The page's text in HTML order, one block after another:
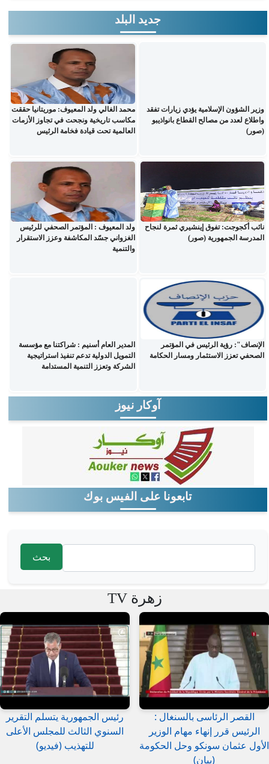
جديد البلد
وزير الشؤون الإسلامية يؤدي زيارات تفقد
واطلاع لعدد من مصالح القطاع بانواذيبو
(صور)
محمد الغالي ولد المعيوف: موريتانيا حققت
مكاسب تاريخية ونجحت في تجاوز الأزمات
العالمية تحت قيادة فخامة الرئيس
نائب أكجوجت: تفوق إينشيري ثمرة لنجاح
المدرسة الجمهورية (صور)
ولد المعيوف : المؤتمر الصحفي للرئيس
الغزواني جسّد المكاشفة وعزز الاستقرار
والتنمية
الإنصاف": رؤية الرئيس في المؤتمر
الصحفي تعزز الاستثمار ومسار الحكامة
المدير العام أسنيم : شراكتنا مع مؤسسة
التمويل الدولية تدعم تنفيذ استراتيجية
الشركة وتعزز التنمية المستدامة
آوكار نيوز
تابعونا على الفيس بوك
‏بحث ‏
زهرة TV
القصر الرئاسى بالسنغال :
الرئيس قرر إنهاء مهام الوزير
الأول عثمان سونكو وحل الحكومة
(بيان)
رئيس الجمهورية يتسلم التقرير
السنوي الثالث للمجلس الأعلى
للتهذيب (فيديو)